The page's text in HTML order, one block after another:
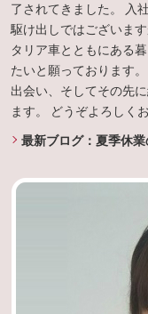
了されてきました。 入
駆け出しではございま
タリア車とともにある
たいと願っております
出会い、そしてその先
ます。 どうぞよろしく
最新ブログ：夏季休